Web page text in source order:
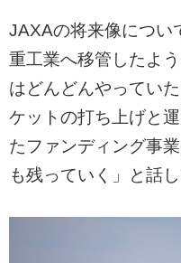
JAXAの将来像につい
重工業へ移管したよ
はどんどんやってい
ケットの打ち上げと
たファンディング事
も残っていく」と話し